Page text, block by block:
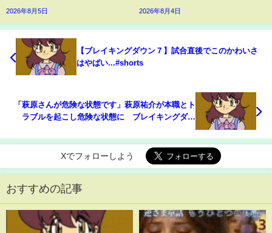
2026年8月5日 2026年8月4日
【ブレイキングダウン７】試合直後でこのかわいさ
はやばい...#shorts
「萩原さんが危険な状態です」萩原祐介が本職とト
ラブルを起こし危険な状態に ブレイキングダウ
Xでフォローしよう
おすすめの記事